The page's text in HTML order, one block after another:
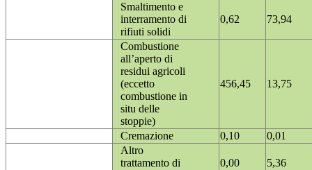
Smaltimento e
interramento di
rifiuti solidi
0,62 73,94
Combustione
all’aperto di
residui agricoli
(eccetto
combustione in
situ delle
stoppie)
456,45 13,75
Cremazione 0,10
0,01
Altro
trattamento di
0,00 5,36